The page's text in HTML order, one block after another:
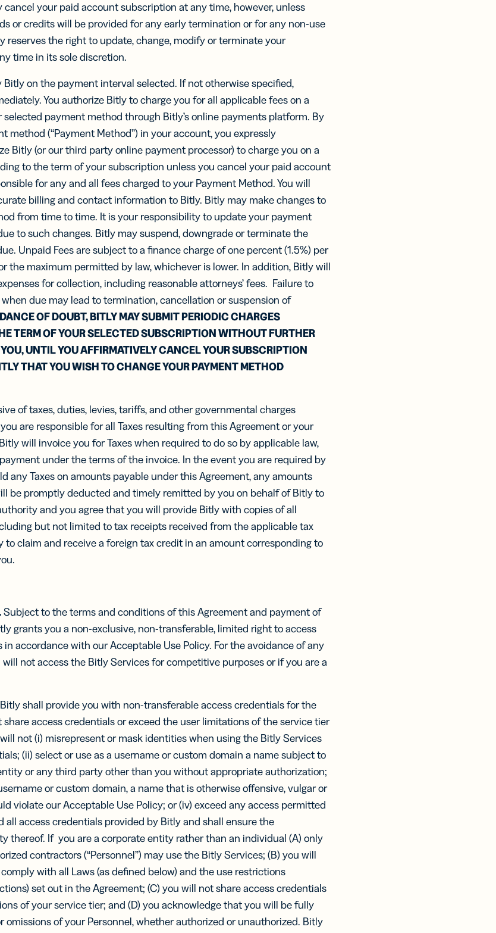
cancel your paid account subscription at any time, however, unless
or credits will be provided for any early termination or for any non-use
the right to update, change, modify or terminate your
time in its sole discretion.
Bitly on the payment interval selected. If not otherwise specified,
You authorize Bitly to charge you for all applicable fees on a
selected payment method through Bitly’s online payments platform. By
method (“Payment Method”) in your account, you expressly
Bitly (or our third party online payment processor) to charge you on a
to the term of your subscription unless you cancel your paid account
for any and all fees charged to your Payment Method. You will
billing and contact information to Bitly. Bitly may make changes to
from time to time. It is your responsibility to update your payment
to such changes. Bitly may suspend, downgrade or terminate the
Unpaid Fees are subject to a finance charge of one percent (1.5%) per
the maximum permitted by law, whichever is lower. In addition, Bitly will
for collection, including reasonable attorneys’ fees. Failure to
when due may lead to termination, cancellation or suspension of
OF DOUBT, BITLY MAY SUBMIT PERIODIC CHARGES
TERM OF YOUR SELECTED SUBSCRIPTION WITHOUT FURTHER
UNTIL YOU AFFIRMATIVELY CANCEL YOUR SUBSCRIPTION
THAT YOU WISH TO CHANGE YOUR PAYMENT METHOD
of taxes, duties, levies, tariffs, and other governmental charges
you are responsible for all Taxes resulting from this Agreement or your
will invoice you for Taxes when required to do so by applicable law,
under the terms of the invoice. In the event you are required by
any Taxes on amounts payable under this Agreement, any amounts
be promptly deducted and timely remitted by you on behalf of Bitly to
and you agree that you will provide Bitly with copies of all
but not limited to tax receipts received from the applicable tax
to claim and receive a foreign tax credit in an amount corresponding to
Subject to the terms and conditions of this Agreement and payment of
grants you a non-exclusive, non-transferable, limited right to access
in accordance with our Acceptable Use Policy. For the avoidance of any
not access the Bitly Services for competitive purposes or if you are a
shall provide you with non-transferable access credentials for the
share access credentials or exceed the user limitations of the service tier
not (i) misrepresent or mask identities when using the Bitly Services
(ii) select or use as a username or custom domain a name subject to
or any third party other than you without appropriate authorization;
or custom domain, a name that is otherwise offensive, vulgar or
violate our Acceptable Use Policy; or (iv) exceed any access permitted
all access credentials provided by Bitly and shall ensure the
thereof. If you are a corporate entity rather than an individual (A) only
contractors (“Personnel”) may use the Bitly Services; (B) you will
with all Laws (as defined below) and the use restrictions
set out in the Agreement; (C) you will not share access credentials
of your service tier; and (D) you acknowledge that you will be fully
omissions of your Personnel, whether authorized or unauthorized. Bitly